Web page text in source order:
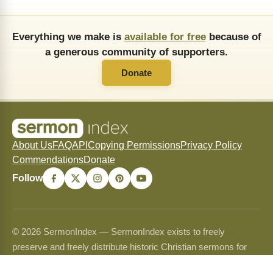
Everything we make is available for freebecause of
a generous community of supporters.
Donate
About UsFAQAPI Copying PermissionsPrivacy Policy
CommendationsDonate
Follow
© 2026 SermonIndex — SermonIndex exists to freely
preserve and freely distribute historic Christian sermons for